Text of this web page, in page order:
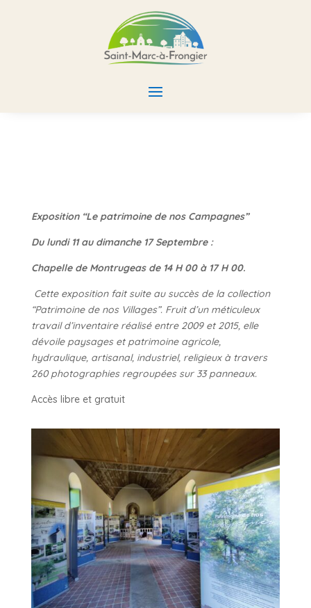
Exposition “Le patrimoine de nos Campagnes”
Du lundi 11 au dimanche 17 Septembre :
Chapelle de Montrugeas de 14 H 00 à 17 H 00.
Cette exposition fait suite au succès de la collection
“Patrimoine de nos Villages”. Fruit d’un méticuleux
travail d’inventaire réalisé entre 2009 et 2015, elle
dévoile paysages et patrimoine agricole,
hydraulique, artisanal, industriel, religieux à travers
260 photographies regroupées sur 33 panneaux.
Accès libre et gratuit